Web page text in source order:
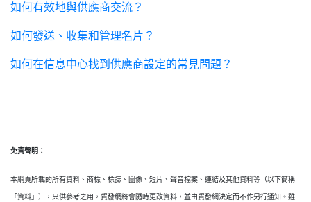
如何有效地與供應商交流？
如何發送、收集和管理名片？
如何在信息中心找到供應商設定的常見問題？
免責聲明：
本網頁所載的所有資料、商標、標誌、圖像、短片、聲音檔案、連結及其他資料等（以下簡稱
「資料」），只供參考之用，貿發網將會隨時更改資料，並由貿發網決定而不作另行通知。雖